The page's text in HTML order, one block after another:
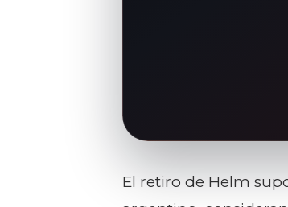
El retiro de Helm